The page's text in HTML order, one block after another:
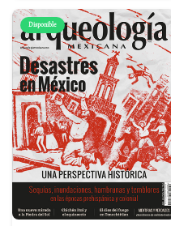
Disponible